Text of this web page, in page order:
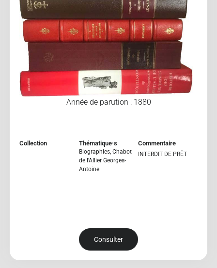
Année de parution : 1880
Collection Thématique·s
Biographies, Chabot
de l'Allier Georges-
Antoine
Commentaire
INTERDIT DE PRÊT
Consulter